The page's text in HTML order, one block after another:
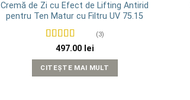
Cremă de Zi cu Efect de Lifting Antirid
pentru Ten Matur cu Filtru UV 75.15
Evaluat la5
(3)
497.00 lei
CITEȘTE MAI MULT